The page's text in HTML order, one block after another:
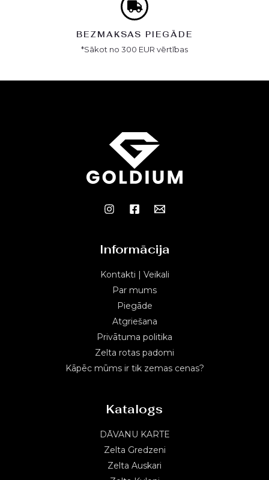
BEZMAKSAS PIEGĀDE
*Sākot no 300 EUR vērtības
Informācija
Kontakti | Veikali
Par mums
Piegāde
Atgriešana
Privātuma politika
Zelta rotas padomi
Kāpēc mūms ir tik zemas cenas?
Katalogs
DĀVANU KARTE
Zelta Gredzeni
Zelta Auskari